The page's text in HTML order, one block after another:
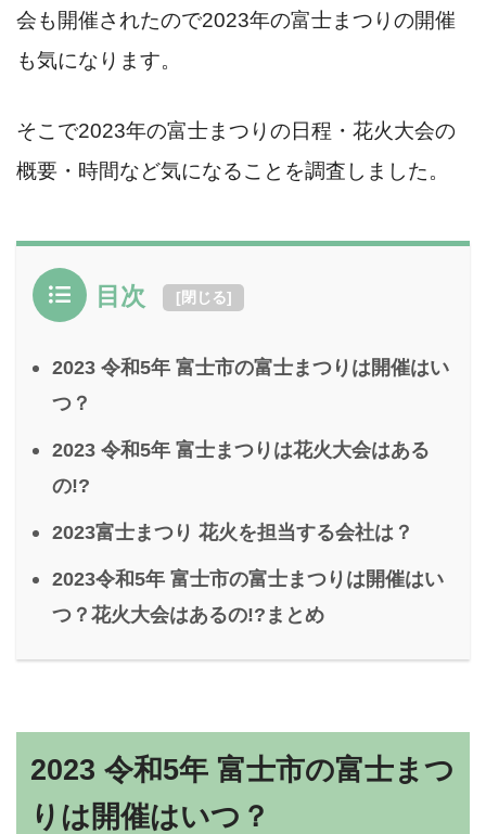
会も開催されたので2023年の富士まつりの開催
も気になります。
そこで2023年の富士まつりの日程・花火大会の
概要・時間など気になることを調査しました。
目次 [閉じる]
2023 令和5年 富士市の富士まつりは開催はい
つ？
2023 令和5年 富士まつりは花火大会はある
の!?
2023富士まつり 花火を担当する会社は？
2023令和5年 富士市の富士まつりは開催はい
つ？花火大会はあるの!?まとめ
2023 令和5年 富士市の富士まつ
りは開催はいつ？